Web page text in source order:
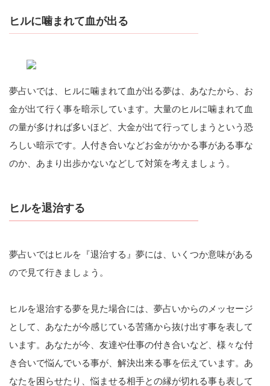
ヒルに噛まれて血が出る
夢占いでは、ヒルに噛まれて血が出る夢は、あなたから、お
金が出て行く事を暗示しています。大量のヒルに噛まれて血
の量が多ければ多いほど、大金が出て行ってしまうという恐
ろしい暗示です。人付き合いなどお金がかかる事がある事な
のか、あまり出歩かないなどして対策を考えましょう。
ヒルを退治する
夢占いではヒルを『退治する』夢には、いくつか意味がある
ので見て行きましょう。
ヒルを退治する夢を見た場合には、夢占いからのメッセージ
として、あなたが今感じている苦痛から抜け出す事を表して
います。あなたが今、友達や仕事の付き合いなど、様々な付
き合いで悩んでいる事が、解決出来る事を伝えています。あ
なたを困らせたり、悩ませる相手との縁が切れる事も表して